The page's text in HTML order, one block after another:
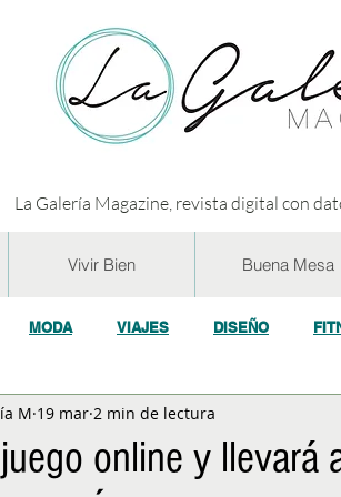
La Galería Magazine, revista digital con
Vivir Bien Buena Mesa
MODA VIAJES DISEÑO
TECNOLOGÍA ECO y RSE
online y llevará
M 19 mar 2 min de lectura